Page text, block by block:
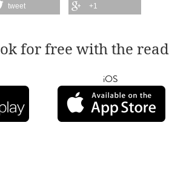
tweet +1
for free with the
iOS